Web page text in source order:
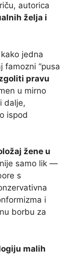
autorica
želja i
jedna
famozni “pusa
pravu
u mirno
dalje,
ispod
žene u
samo lik —
s
i
borbu za
malih